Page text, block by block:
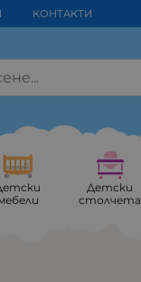
КОНТАКТИ
Детски
столчета